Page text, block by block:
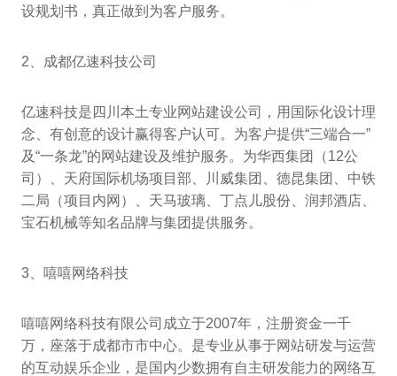
设规划书，真正做到为客户服务。
2、成都亿速科技公司
亿速科技是四川本土专业网站建设公司，用国际化设计理
念、有创意的设计赢得客户认可。为客户提供“三端合一”
及“一条龙”的网站建设及维护服务。为华西集团（12公
司）、天府国际机场项目部、川威集团、德昆集团、中铁
二局（项目内网）、天马玻璃、丁点儿股份、润邦酒店、
宝石机械等知名品牌与集团提供服务。
3、嘻嘻网络科技
嘻嘻网络科技有限公司成立于2007年，注册资金一千
万，座落于成都市市中心。是专业从事于网站研发与运营
的互动娱乐企业，是国内少数拥有自主研发能力的网络互